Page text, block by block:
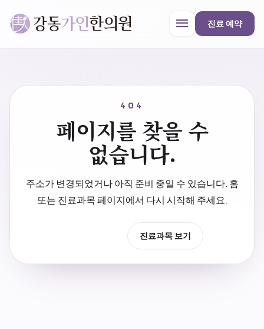
menu 진료 예약
한의원 안내
진료과목
404
페이지를 찾을 수
없습니다.
주소가 변경되었거나 아직 준비 중일 수 있습니다. 홈
또는 진료과목 페이지에서 다시 시작해 주세요.
진료과목 보기